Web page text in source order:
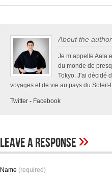
About the
Je m’appelle Aala
du monde de
Tokyo. J'ai décidé
voyages et de vie au pays du Soleil-
Twitter - Facebook
Leave A Response»
Name (required)